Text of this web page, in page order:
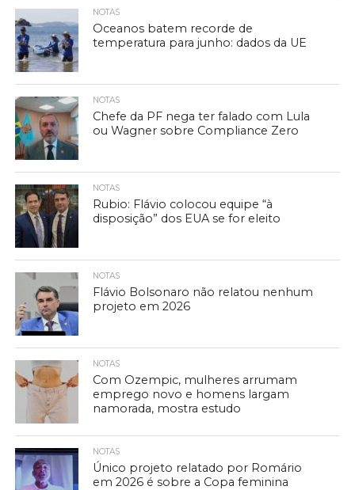
NOTAS
Oceanos batem recorde de
temperatura para junho: dados da UE
NOTAS
Chefe da PF nega ter falado com Lula
ou Wagner sobre Compliance Zero
NOTAS
Rubio: Flávio colocou equipe “à
disposição” dos EUA se for eleito
NOTAS
Flávio Bolsonaro não relatou nenhum
projeto em 2026
NOTAS
Com Ozempic, mulheres arrumam
emprego novo e homens largam
namorada, mostra estudo
NOTAS
Único projeto relatado por Romário
em 2026 é sobre a Copa feminina